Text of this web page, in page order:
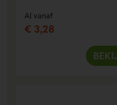
Al vanaf
€ 3,28